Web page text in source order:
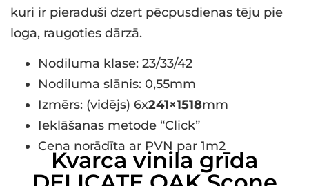
kuri ir pieraduši dzert pēcpusdienas tēju pie
loga, raugoties dārzā.
Nodiluma klase: 23/33/42
Nodiluma slānis: 0,55mm
Izmērs: (vidējs) 6x241×1518mm
Ieklāšanas metode “Click”
Cena norādīta ar PVN par 1m2
Kvarca vinila grīda